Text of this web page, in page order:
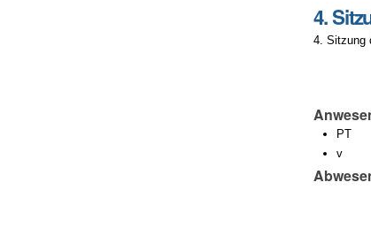
4.
4. Sitzung
PT
v